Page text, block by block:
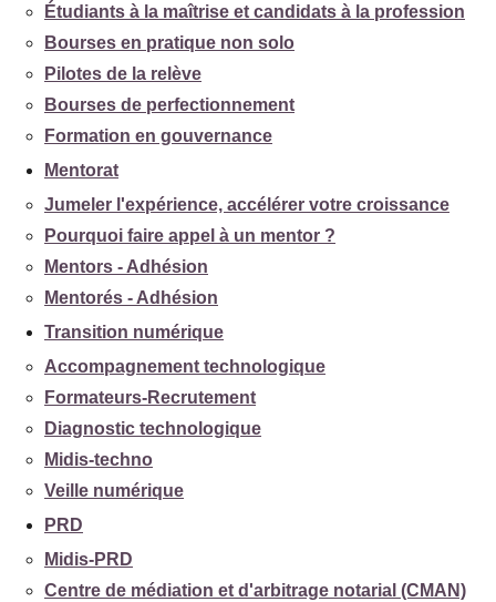
Étudiants à la maîtrise et candidats à la profession
Bourses en pratique non solo
Pilotes de la relève
Bourses de perfectionnement
Formation en gouvernance
Mentorat
Jumeler l'expérience, accélérer votre croissance
Pourquoi faire appel à un mentor ?
Mentors - Adhésion
Mentorés - Adhésion
Transition numérique
Accompagnement technologique
Formateurs-Recrutement
Diagnostic technologique
Midis-techno
Veille numérique
PRD
Midis-PRD
Centre de médiation et d'arbitrage notarial (CMAN)